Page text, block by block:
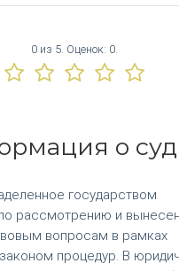
0 из 5. Оценок: 0
о
государством
рассмотрению и
вопросам в рамках
процедур. В